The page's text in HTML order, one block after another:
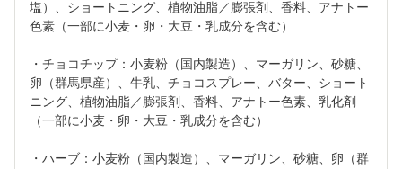
塩）、ショートニング、植物油脂／膨張剤、香料、アナトー
色素（一部に小麦・卵・大豆・乳成分を含む）
・チョコチップ：小麦粉（国内製造）、マーガリン、砂糖、
卵（群馬県産）、牛乳、チョコスプレー、バター、ショート
ニング、植物油脂／膨張剤、香料、アナトー色素、乳化剤
（一部に小麦・卵・大豆・乳成分を含む）
・ハーブ：小麦粉（国内製造）、マーガリン、砂糖、卵（群